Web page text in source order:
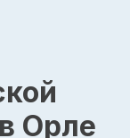
Орле